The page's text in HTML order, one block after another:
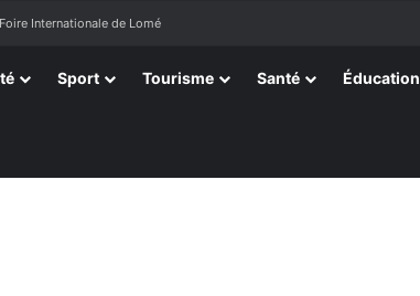
Internationale de Lomé
Sport Tourisme Santé Éducation